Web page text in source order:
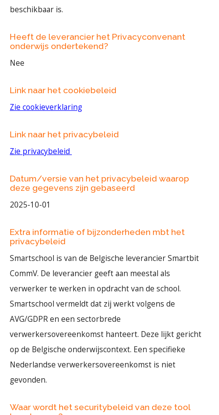
beschikbaar is.
Heeft de leverancier het Privacyconvenant
onderwijs ondertekend?
Nee
Link naar het cookiebeleid
Zie cookieverklaring
Link naar het privacybeleid
Zie privacybeleid
Datum/versie van het privacybeleid waarop
deze gegevens zijn gebaseerd
2025-10-01
Extra informatie of bijzonderheden mbt het
privacybeleid
Smartschool is van de Belgische leverancier Smartbit
CommV. De leverancier geeft aan meestal als
verwerker te werken in opdracht van de school.
Smartschool vermeldt dat zij werkt volgens de
AVG/GDPR en een sectorbrede
verwerkersovereenkomst hanteert. Deze lijkt gericht
op de Belgische onderwijscontext. Een specifieke
Nederlandse verwerkersovereenkomst is niet
gevonden.
Waar wordt het securitybeleid van deze tool